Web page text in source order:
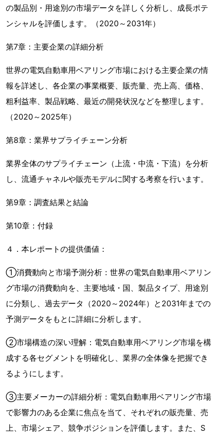
の製品別・用途別の市場データを詳しく分析し、成長ポテ
ンシャルを評価します。（2020～2031年）
第7章：主要企業の詳細分析
世界の電気自動車用ベアリング市場における主要企業の情
報を詳述し、各企業の事業概要、販売量、売上高、価格、
粗利益率、製品戦略、最近の開発状況などを整理します。
（2020～2025年）
第8章：業界サプライチェーン分析
業界全体のサプライチェーン（上流・中流・下流）を分析
し、流通チャネルや販売モデルに関する考察を行います。
第9章：調査結果と結論
第10章：付録
４．本レポートの提供価値：
①消費動向と市場予測分析：世界の電気自動車用ベアリン
グ市場の消費動向を、主要地域・国、製品タイプ、用途別
に分類し、過去データ（2020～2024年）と2031年までの
予測データをもとに詳細に分析します。
②市場構造の深い理解：電気自動車用ベアリング市場を構
成する各セグメントを明確化し、業界の全体像を把握でき
るようにします。
③主要メーカーの詳細分析：電気自動車用ベアリング市場
で影響力のある企業に焦点を当て、それぞれの販売量、売
上、市場シェア、競争ポジションを評価します。また、S